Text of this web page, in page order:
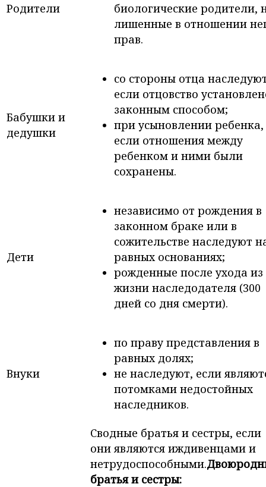
Родители
биологические родители,
лишенные в отношении
прав.
Бабушки и
дедушки
со стороны отца
если отцовство
законным способом;
при усыновлении ребенка,
если отношения между
ребенком и ними были
сохранены.
Дети
независимо от рождения в
законном браке или в
сожительстве наследуют
равных основаниях;
рожденные после ухода из
жизни наследодателя (300
дней со дня смерти).
Внуки
по праву представления в
равных долях;
не наследуют, если
потомками недостойных
наследников.
Сводные братья и сестры, если
они являются иждивенцами и
нетрудоспособными.
братья и сестры: